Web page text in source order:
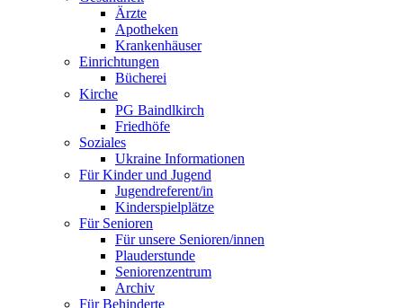
Ärzte
Apotheken
Krankenhäuser
Einrichtungen
Bücherei
Kirche
PG Baindlkirch
Friedhöfe
Soziales
Ukraine Informationen
Für Kinder und Jugend
Jugendreferent/in
Kinderspielplätze
Für Senioren
Für unsere Senioren/innen
Plauderstunde
Seniorenzentrum
Archiv
Für Behinderte